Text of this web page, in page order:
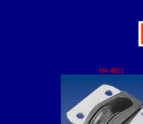
HA 4801